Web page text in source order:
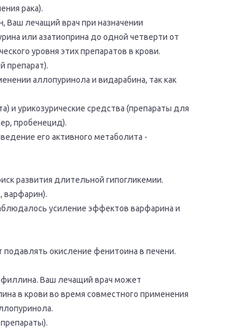
рака).
Ваш лечащий врач при назначении
или азатиоприна до одной четверти от
уровня этих препаратов в крови.
препарат).
аллопуринола и видарабина, так как
и урикозурические средства (препараты для
пробенецид).
его активного метаболита -
развития длительной гипогликемии.
варфарин).
усиление эффектов варфарина и
окисление фенитоина в печени.
Ваш лечащий врач может
в крови во время совместного применения